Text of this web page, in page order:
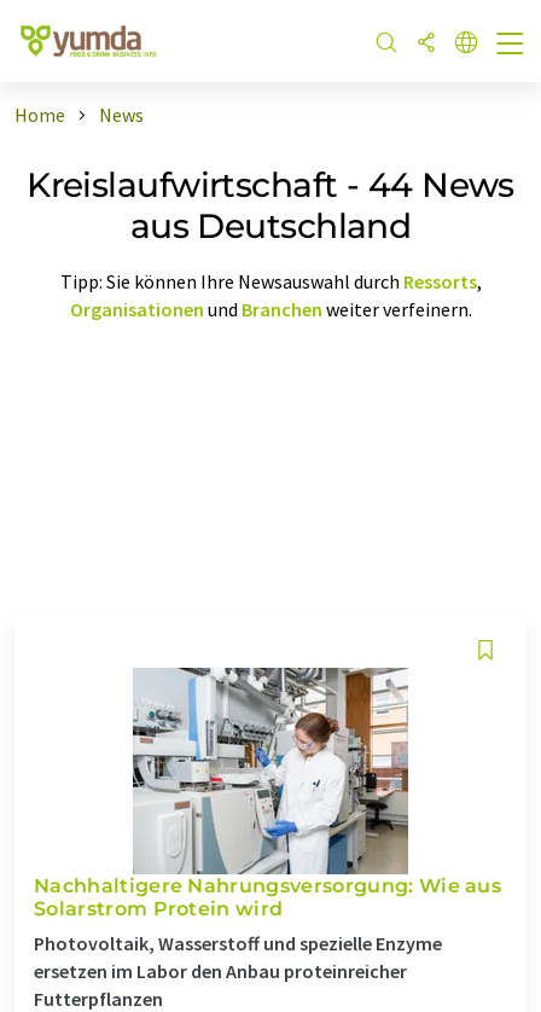
Home News
Kreislaufwirtschaft - 44 News
aus Deutschland
Tipp: Sie können Ihre Newsauswahl durch Ressorts,
Organisationen und Branchen weiter verfeinern.
Nachhaltigere Nahrungsversorgung: Wie aus
Solarstrom Protein wird
Photovoltaik, Wasserstoff und spezielle Enzyme
ersetzen im Labor den Anbau proteinreicher
Futterpflanzen